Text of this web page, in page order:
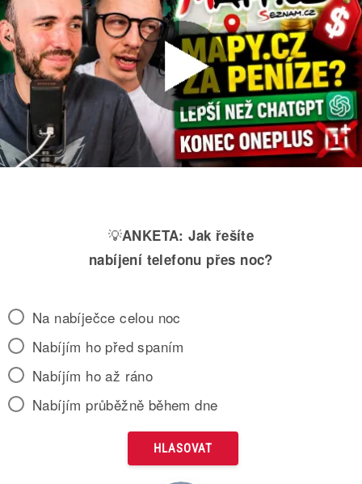
💡ANKETA: Jak řešíte
nabíjení telefonu přes noc?
Na nabíječce celou noc
Nabíjím ho před spaním
Nabíjím ho až ráno
Nabíjím průběžně během dne